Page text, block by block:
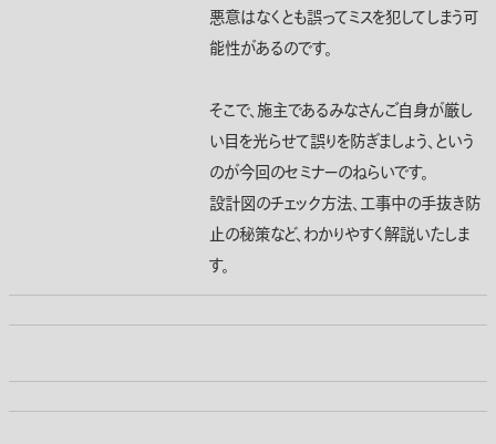
悪意はなくとも誤ってミスを犯してしまう可
能性があるのです。
そこで、施主であるみなさんご自身が厳し
い目を光らせて誤りを防ぎましょう、という
のが今回のセミナーのねらいです。
設計図のチェック方法、工事中の手抜き防
止の秘策など、わかりやすく解説いたしま
す。